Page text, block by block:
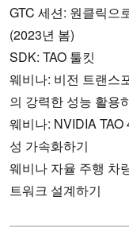
GTC 세션: 원클릭으
(2023년 봄)
SDK: TAO 툴킷
웨비나: 비전 트랜스
의 강력한 성능 활용
웨비나: NVIDIA
성 가속화하기
웨비나 자율 주행 차
트워크 설계하기